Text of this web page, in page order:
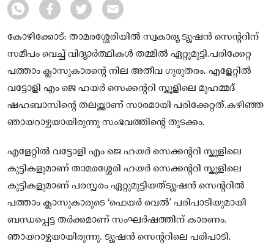
കോഴിക്കോട്: താമരശ്ശേരിയിൽ സ്വകാര്യ ട്യൂഷൻ സെന്ററിന്
സമീപം വെച്ച് വിദ്യാർത്ഥികൾ തമ്മിൽ ഏറ്റുമുട്ടി.പരിക്കേറ്റ
പത്താം ക്ലാസുകാരന്റെ നില അതീവ ഗുരുതരം. എളേറ്റിൽ
വട്ടോളി എം ജെ ഹയർ സെക്കന്ററി സ്കൂളിലെ മുഹമ്മദ്
ഷഹബാസിന്റെ തലയ്ക്കാണ് സാരമായി പരിക്കേറ്റത്.കഴിഞ്ഞ
ഞായറാഴ്ചയായിരുന്നു സംഭവത്തിന്റെ തുടക്കം.
എളേറ്റിൽ വട്ടോളി എം ജെ ഹയർ സെക്കന്ററി സ്കൂളിലെ
കുട്ടികളുമാണ് താമരശ്ശേരി ഹയർ സെക്കന്ററി സ്കൂളിലെ
കുട്ടികളുമാണ് പരസ്പരം ഏറ്റുമുട്ടിയത്ട്യൂഷൻ സെന്ററിൽ
പത്താം ക്ലാസുകാരുടെ ‘ഫെയർ വെൽ’ പരിപാടിയുമായി
ബന്ധപ്പെട്ട തർക്കമാണ് സംഘർഷത്തിന് കാരണം.
ഞായറാഴ്ചയായിരുന്നു. ട്യൂഷൻ സെന്ററിലെ പരിപാടി.